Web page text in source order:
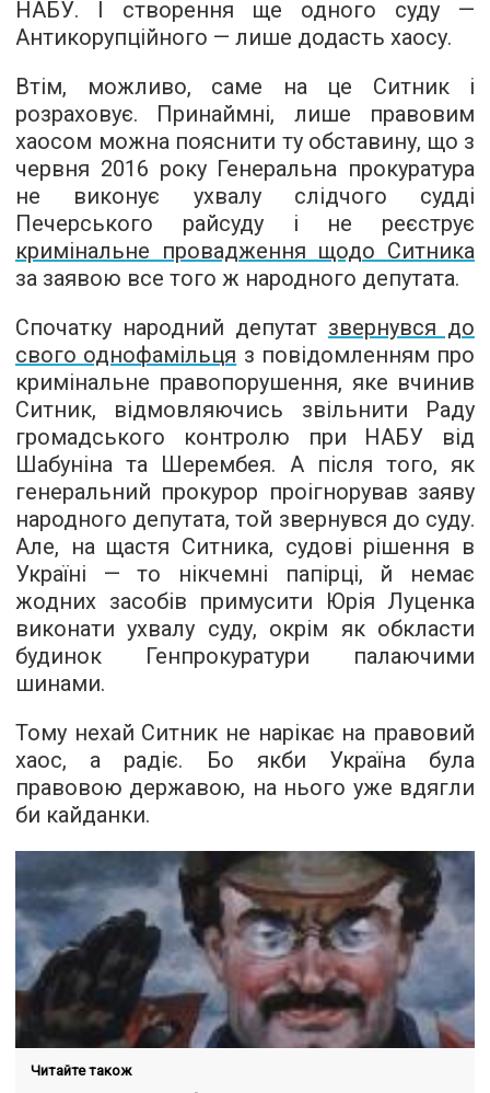
НАБУ. І створення ще одного суду —
Антикорупційного — лише додасть хаосу.
Втім, можливо, саме на це Ситник і
розраховує. Принаймні, лише правовим
хаосом можна пояснити ту обставину, що з
червня 2016 року Генеральна прокуратура
не виконує ухвалу слідчого судді
Печерського райсуду і не реєструє
кримінальне провадження щодо Ситника
за заявою все того ж народного депутата.
Спочатку народний депутат звернувся до
свого однофамільця з повідомленням про
кримінальне правопорушення, яке вчинив
Ситник, відмовляючись звільнити Раду
громадського контролю при НАБУ від
Шабуніна та Шерембея. А після того, як
генеральний прокурор проігнорував заяву
народного депутата, той звернувся до суду.
Але, на щастя Ситника, судові рішення в
Україні — то нікчемні папірці, й немає
жодних засобів примусити Юрія Луценка
виконати ухвалу суду, окрім як обкласти
будинок Генпрокуратури палаючими
шинами.
Тому нехай Ситник не нарікає на правовий
хаос, а радіє. Бо якби Україна була
правовою державою, на нього уже вдягли
би кайданки.
Читайте також